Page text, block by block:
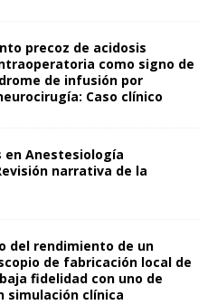
precoz de acidosis
como signo de
de infusión por
Caso clínico
en Anestesiología
narrativa de la
del rendimiento de un
de fabricación local de
fidelidad con uno de
simulación clínica